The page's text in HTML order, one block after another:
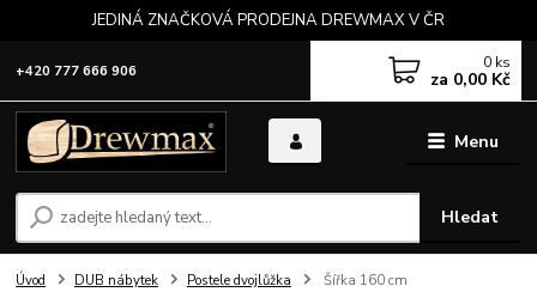
JEDINÁ ZNAČKOVÁ PRODEJNA DREWMAX V ČR
Menu
Hledat
+420 777 666 906 0 ks
za 0,00 Kč
Úvod DUB nábytek Postele dvojlůžka Šířka 160 cm